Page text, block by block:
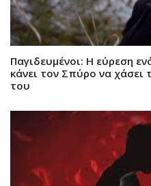
Παγιδευμένοι: Η εύρεση
κάνει τον Σπύρο να
του